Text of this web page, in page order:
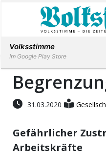
Immobilien
31.03.2020
Gefährlicher
Arbeitskräfte
Volksstimme
Im Google Play Store